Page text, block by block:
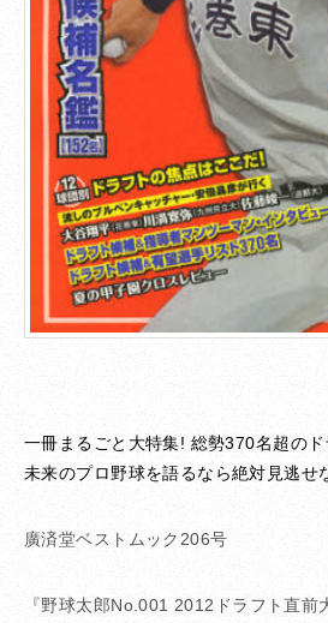
一冊まるごと大特集! 総勢370名超の
未来のプロ野球を語るなら絶対見逃せ
廣済堂ベストムック206号
『野球太郎No.001 2012ドラフト直前